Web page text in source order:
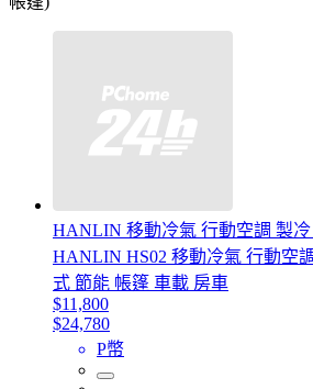
HANLIN 移動冷氣 行動空調 製
HANLIN HS02 移動冷氣 行動空
式 節能 帳篷 車載 房車
$11,800
$24,780
P幣